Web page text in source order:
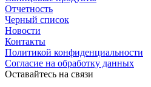
Отчетность
Черный список
Новости
Контакты
Политикой конфиденциальности
Согласие на обработку данных
Оставайтесь на связи